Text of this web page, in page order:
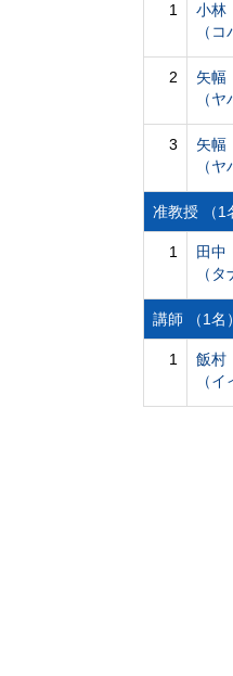
1
小
（
2
矢
（
3
矢
（
准教授 （1
1
田
（
講師 （1名）
1
飯
（